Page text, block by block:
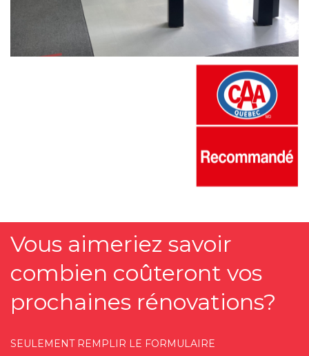
Vous aimeriez savoir
combien coûteront vos
prochaines rénovations?
SEULEMENT REMPLIR LE FORMULAIRE